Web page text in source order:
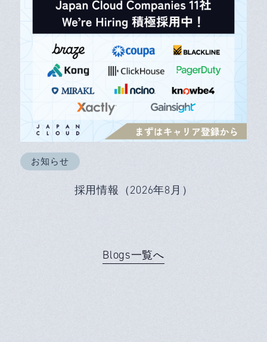
お知らせ
採用情報（2026年8月）
Blogs一覧へ